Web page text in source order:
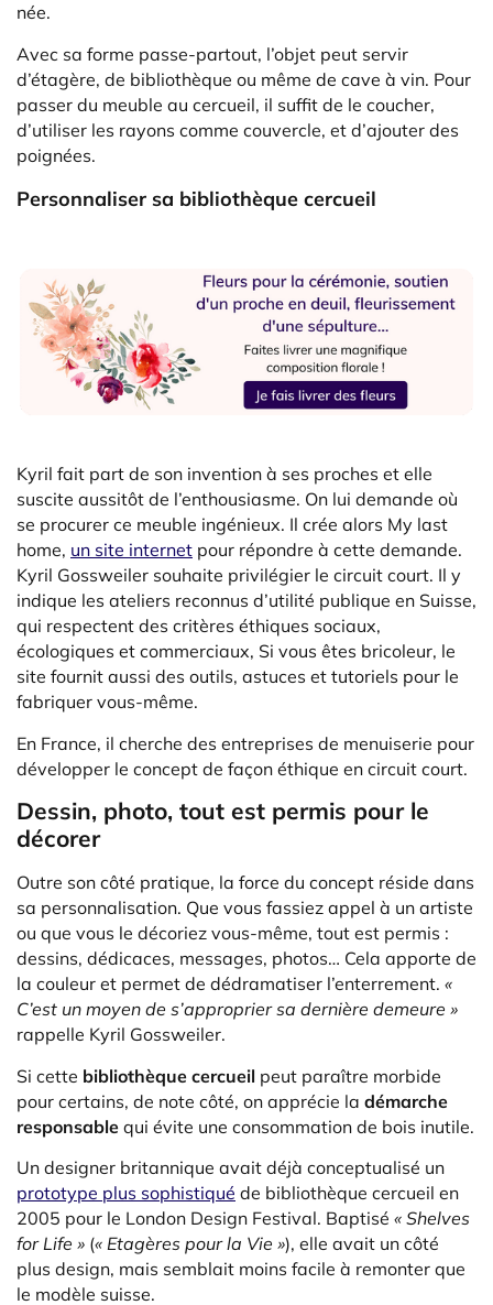
née.
Avec sa forme passe-partout, l’objet peut servir
d’étagère, de bibliothèque ou même de cave à vin. Pour
passer du meuble au cercueil, il suffit de le coucher,
d’utiliser les rayons comme couvercle, et d’ajouter des
poignées.
Personnaliser sa bibliothèque cercueil
Kyril fait part de son invention à ses proches et elle
suscite aussitôt de l’enthousiasme. On lui demande où
se procurer ce meuble ingénieux. Il crée alors My last
home, un site internet pour répondre à cette demande.
Kyril Gossweiler souhaite privilégier le circuit court. Il y
indique les ateliers reconnus d’utilité publique en Suisse,
qui respectent des critères éthiques sociaux,
écologiques et commerciaux, Si vous êtes bricoleur, le
site fournit aussi des outils, astuces et tutoriels pour le
fabriquer vous-même.
En France, il cherche des entreprises de menuiserie pour
développer le concept de façon éthique en circuit court.
Dessin, photo, tout est permis pour le
décorer
Outre son côté pratique, la force du concept réside dans
sa personnalisation. Que vous fassiez appel à un artiste
ou que vous le décoriez vous-même, tout est permis :
dessins, dédicaces, messages, photos… Cela apporte de
la couleur et permet de dédramatiser l’enterrement. «
C’est un moyen de s’approprier sa dernière demeure »
rappelle Kyril Gossweiler.
Si cette bibliothèque cercueil peut paraître morbide
pour certains, de note côté, on apprécie la démarche
responsable qui évite une consommation de bois inutile.
Un designer britannique avait déjà conceptualisé un
prototype plus sophistiqué de bibliothèque cercueil en
2005 pour le London Design Festival. Baptisé « Shelves
for Life » (« Etagères pour la Vie »), elle avait un côté
plus design, mais semblait moins facile à remonter que
le modèle suisse.